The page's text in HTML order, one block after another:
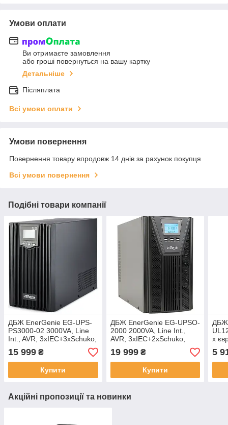
Умови оплати
Ви отримаєте замовлення
або гроші повернуться на вашу картку
Детальніше
Післяплата
Всі умови оплати
Умови повернення
Повернення товару впродовж 14 днів за рахунок покупця
Всі умови повернення
Подібні товари компанії
ДБЖ EnerGenie EG-UPS-
PS3000-02 3000VA, Line
Int., AVR, 3xIEC+3xSchuko,
метал
15 999 ₴
Купити
ДБЖ EnerGenie EG-UPSO-
2000 2000VA, Line Int.,
AVR, 3xIEC+2xSchuko,
метал
19 999₴
Купити
ДБЖ
x
5
Акційні пропозиції та новинки